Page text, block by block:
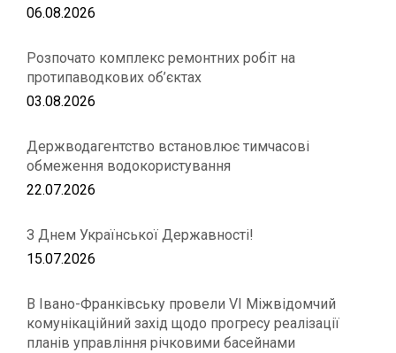
06.08.2026
Розпочато комплекс ремонтних робіт на
протипаводкових об’єктах
03.08.2026
Держводагентство встановлює тимчасові
обмеження водокористування
22.07.2026
З Днем Української Державності!
15.07.2026
В Івано-Франківську провели VІ Міжвідомчий
комунікаційний захід щодо прогресу реалізації
планів управління річковими басейнами